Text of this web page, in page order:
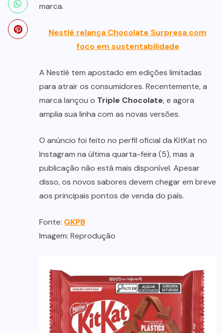
marca.
Nestlé relança Chocolate Surpresa com
foco em sustentabilidade
A Nestlé tem apostado em edições limitadas
para atrair os consumidores. Recentemente, a
marca lançou o Triple Chocolate, e agora
amplia sua linha com as novas versões.
O anúncio foi feito no perfil oficial da KitKat no
Instagram na última quarta-feira (5), mas a
publicação não está mais disponível. Apesar
disso, os novos sabores devem chegar em breve
aos principais pontos de venda do país.
Fonte: GKPB
Imagem: Reprodução